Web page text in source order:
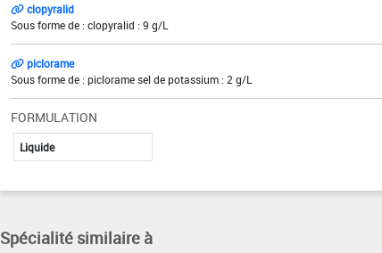
clopyralid
Sous forme de : clopyralid : 9 g/L
piclorame
Sous forme de : piclorame sel de potassium : 2 g/L
FORMULATION
Liquide
Spécialité similaire à